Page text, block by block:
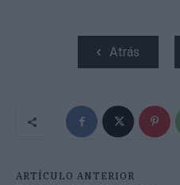
Atrás
ARTÍCULO ANTERIOR